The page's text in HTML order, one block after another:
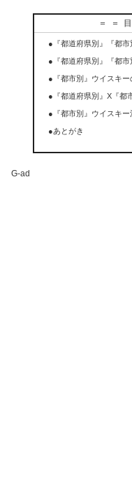
＝＝
●『都道府県別』『都
●『都道府県別』『都
●『都市別』ウイスキー
●『都道府県別』X『都
●『都市別』ウイスキー
●あとがき
G-ad